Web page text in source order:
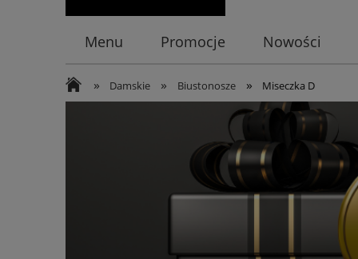
Menu Promocje Nowości
» Damskie » Biustonosze » Miseczka D